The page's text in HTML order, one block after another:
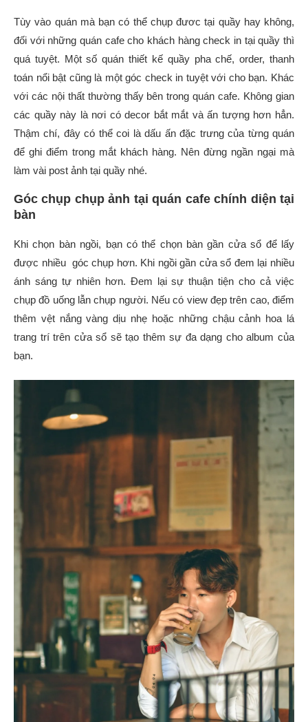
Tùy vào quán mà bạn có thể chụp đươc tại quầy hay không,
đối với những quán cafe cho khách hàng check in tại quầy thì
quá tuyệt. Một số quán thiết kế quầy pha chế, order, thanh
toán nổi bật cũng là một góc check in tuyệt với cho bạn. Khác
với các nội thất thường thấy bên trong quán cafe. Không gian
các quầy này là nơi có decor bắt mắt và ấn tượng hơn hẳn.
Thậm chí, đây có thể coi là dấu ấn đặc trưng của từng quán
để ghi điểm trong mắt khách hàng. Nên đừng ngần ngại mà
làm vài post ảnh tại quầy nhé.
Góc chụp chụp ảnh tại quán cafe chính diện tại
bàn
Khi chọn bàn ngồi, bạn có thể chọn bàn gần cửa sổ để lấy
được nhiều góc chụp hơn. Khi ngồi gần cửa sổ đem lại nhiều
ánh sáng tự nhiên hơn. Đem lại sự thuận tiện cho cả việc
chụp đồ uống lẫn chụp người. Nếu có view đẹp trên cao, điểm
thêm vệt nắng vàng dịu nhẹ hoặc những chậu cảnh hoa lá
trang trí trên cửa sổ sẽ tạo thêm sự đa dạng cho album của
bạn.